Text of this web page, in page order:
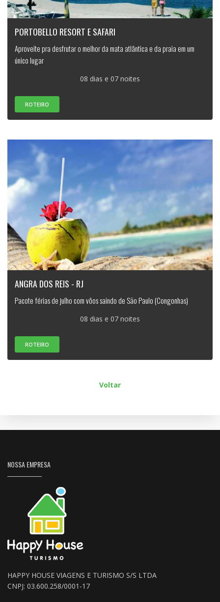
PORTOBELLO RESORT E SAFARI
Aproveite pra desfrutar o melhor da mata atlântica e da praia em um
único lugar
08 dias e 07 noites
ROTEIRO
ANGRA DOS REIS - RJ
Pacote férias de julho com vôos saindo de São Paulo (Congonhas)
08 dias e 07 noites
ROTEIRO
Voltar
NOSSA EMPRESA
HAPPY HOUSE VIAGENS E TURISMO S/S LTDA
CNPJ: 03.600.258/0001-17